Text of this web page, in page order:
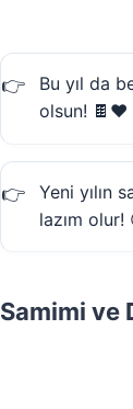
Bu yıl da
olsun! 🍫❤️
Yeni yılın
lazım olur!
Samimi ve